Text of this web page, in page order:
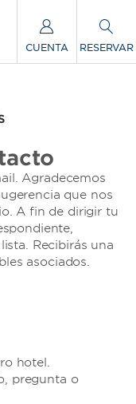
CUENTA RESERVAR
Agradecemos
que nos
A fin de dirigir tu
Recibirás una
asociados.
hotel.
pregunta o